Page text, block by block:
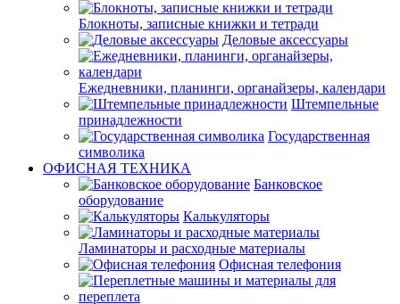
Блокноты, записные книжки и тетради
Деловые аксессуары
Ежедневники, планинги, органайзеры, календари
Штемпельные
принадлежности
Государственная
символика
ОФИСНАЯ ТЕХНИКА
Банковское
оборудование
Калькуляторы
Ламинаторы и расходные материалы
Офисная телефония